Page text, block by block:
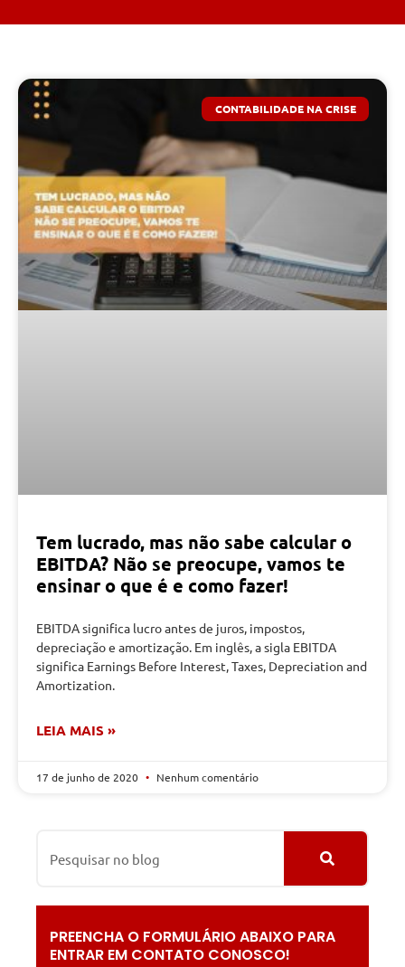
CONTABILIDADE NA CRISE
Tem lucrado, mas não sabe calcular o
EBITDA? Não se preocupe, vamos te
ensinar o que é e como fazer!
EBITDA significa lucro antes de juros, impostos,
depreciação e amortização. Em inglês, a sigla EBITDA
significa Earnings Before Interest, Taxes, Depreciation and
Amortization.
LEIA MAIS »
17 de junho de 2020 Nenhum comentário
PREENCHA O FORMULÁRIO ABAIXO PARA
ENTRAR EM CONTATO CONOSCO!